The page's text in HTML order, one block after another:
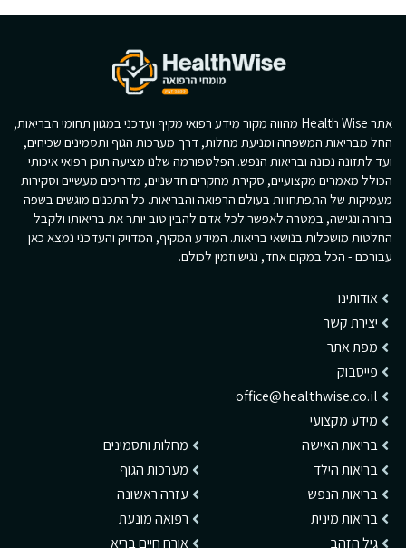
אתר Health Wise מהווה מקור מידע רפואי מקיף ועדכני במגוון תחומי הבריאות,
החל מבריאות המשפחה ומניעת מחלות, דרך מערכות הגוף ותסמינים שכיחים,
ועד לתזונה נכונה ובריאות הנפש. הפלטפורמה שלנו מציעה תוכן רפואי איכותי
הכולל מאמרים מקצועיים, סקירת מחקרים חדשניים, מדריכים מעשיים וסקירות
מעמיקות של התפתחויות בעולם הרפואה והבריאות. כל התכנים מוגשים בשפה
ברורה ונגישה, במטרה לאפשר לכל אדם להבין טוב יותר את בריאותו ולקבל
החלטות מושכלות בנושאי בריאות. המידע המקיף, המדויק והעדכני נמצא כאן
עבורכם - הכל במקום אחד, נגיש וזמין לכולם.
אודותינו
יצירת קשר
מפת אתר
פייסבוק
office@healthwise.co.il
מידע מקצועי
בריאות האישה
בריאות הילד
בריאות הנפש
בריאות מינית
גיל הזהב
מחלות ותסמינים
מערכות הגוף
עזרה ראשונה
רפואה מונעת
אורח חיים בריא